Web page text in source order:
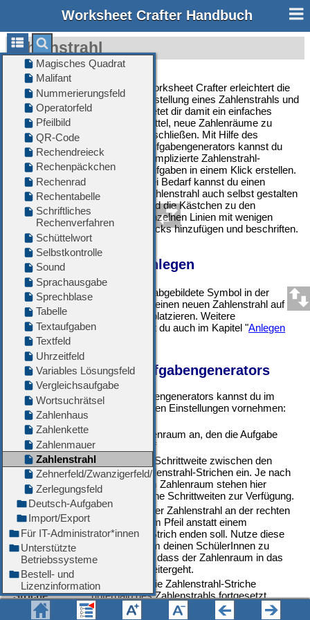
Worksheet Crafter Handbuch
Zahlenstrahl
Worksheet Crafter erleichtert die
Erstellung eines Zahlenstrahls und
bietet dir damit ein einfaches
Mittel, neue Zahlenräume zu
erschließen. Mit Hilfe des
Aufgabengenerators kannst du
komplizierte Zahlenstrahl-
Aufgaben in einem Klick erstellen.
Bei Bedarf kannst du einen
Zahlenstrahl auch selbst gestalten
und die Kästchen zu den
einzelnen Linien mit wenigen
Klicks hinzufügen und beschriften.
Neuen Zahlenstrahl anlegen
Verwende das links abgebildete Symbol in der
, um einen neuen Zahlenstrahl auf
dem Arbeitsblatt zu platzieren. Weitere
Informationen findest du auch im Kapitel "Anlegen
von Feldern"
Eigenschaften des Aufgabengenerators
Bei der Verwendung des Aufgabengenerators kannst du im
Eigenschaften Editordie folgenden Einstellungen vornehmen:
Zahlenraum:
Gibt den Zahlenraum an, den die Aufgabe
umfassen darf
Schrittweite:
Stelle hier die Schrittweite zwischen den
einzelnen Zahlenstrahl-Strichen ein. Je nach
ausgewähltem Zahlenraum stehen hier
unterschiedliche Schrittweiten zur Verfügung.
Pfeil am Ende:
Legt fest, ob der Zahlenstrahl an der rechten
Seite mit einem Pfeil anstatt einem
senkrechten Strich enden soll. Nutze diese
Einstellung, um deinen SchülerInnen zu
verdeutlichen, dass der Zahlenraum in das
Unendliche weitergeht.
Durchgehende
Striche:
Legt fest, ob die Zahlenstrahl-Striche
unterhalb des Zahlenstrahls fortgesetzt
werden.